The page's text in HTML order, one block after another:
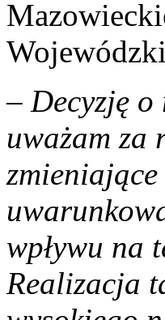
– Decyzję
uważam za
wpływu na
Realizacja